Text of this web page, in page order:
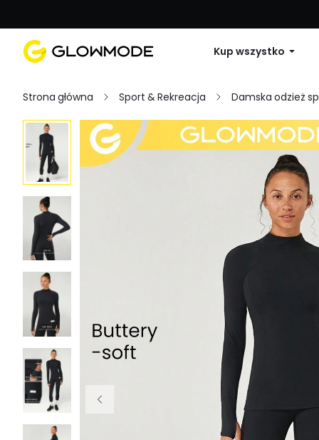
Kup wszystko
Strona główna Sport & Rekreacja Damska odzież